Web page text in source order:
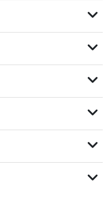
expand_more
expand_more
expand_more
expand_more
expand_more
expand_more